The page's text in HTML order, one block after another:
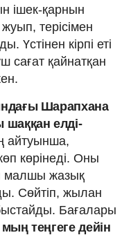
ішек-қарнын
терісімен
Үстінен кірпі еті
сағат қайнатқан
Шарапхана
елді-
айтуынша,
көрінеді. Оны
малшы жазық
Сөйтіп, жылан
Бағалары
теңгеге дейін